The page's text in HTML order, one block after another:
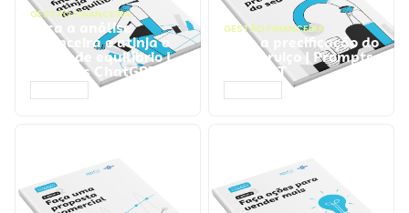
GESTÃO FINANCEIRA
Faça a análise
financeira e atinja o
ponto de equilíbrio |
Prompts ChatGPT
GESTÃO FINANCEIRA
Faça a precificação do
seu serviço | Prompts
ChatGPT